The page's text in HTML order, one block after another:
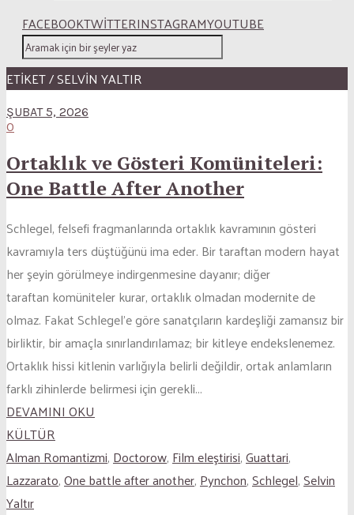
FACEBOOKTWITTERINSTAGRAMYOUTUBE
ETİKET / SELVIN YALTIR
ŞUBAT 5, 2026
0
Ortaklık ve Gösteri Komüniteleri:
One Battle After Another
Schlegel, felsefi fragmanlarında ortaklık kavramının gösteri
kavramıyla ters düştüğünü ima eder. Bir taraftan modern hayat
her şeyin görülmeye indirgenmesine dayanır; diğer
taraftan komüniteler kurar, ortaklık olmadan modernite de
olmaz. Fakat Schlegel’e göre sanatçıların kardeşliği zamansız bir
birliktir, bir amaçla sınırlandırılamaz; bir kitleye endekslenemez.
Ortaklık hissi kitlenin varlığıyla belirli değildir, ortak anlamların
farklı zihinlerde belirmesi için gerekli...
DEVAMINI OKU
KÜLTÜR
Alman Romantizmi,Doctorow,Film eleştirisi,Guattari,
Lazzarato,One battle after another,Pynchon,Schlegel,Selvin
Yaltır